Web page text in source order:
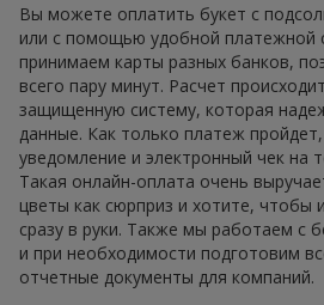
Вы можете оплатить букет с
или с помощью удобной платежной
принимаем карты разных банков,
всего пару минут. Расчет
защищенную систему, которая
данные. Как только платеж
уведомление и электронный чек на
Такая онлайн-оплата очень
цветы как сюрприз и хотите, чтобы
сразу в руки. Также мы работаем с
и при необходимости подготовим
отчетные документы для компаний.